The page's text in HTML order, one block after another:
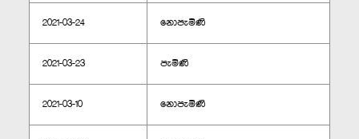
2021-03-24 නොපැමිණි
2021-03-23 පැමිණි
2021-03-10 නොපැමිණි